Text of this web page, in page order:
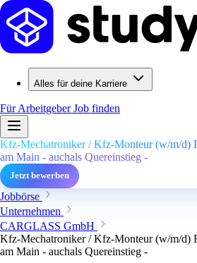
Alles für deine Karriere
Für ArbeitgeberJob finden
Kfz-Mechatroniker / Kfz-Monteur (w/m/d)
am Main - auchals Quereinstieg -
Jetzt bewerben
Jobbörse
Unternehmen
CARGLASS GmbH
Kfz-Mechatroniker / Kfz-Monteur (w/m/d)
am Main - auchals Quereinstieg -